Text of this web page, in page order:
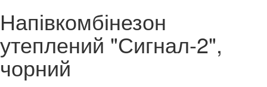
Напівкомбінезон
утеплений "Сигнал-2",
чорний